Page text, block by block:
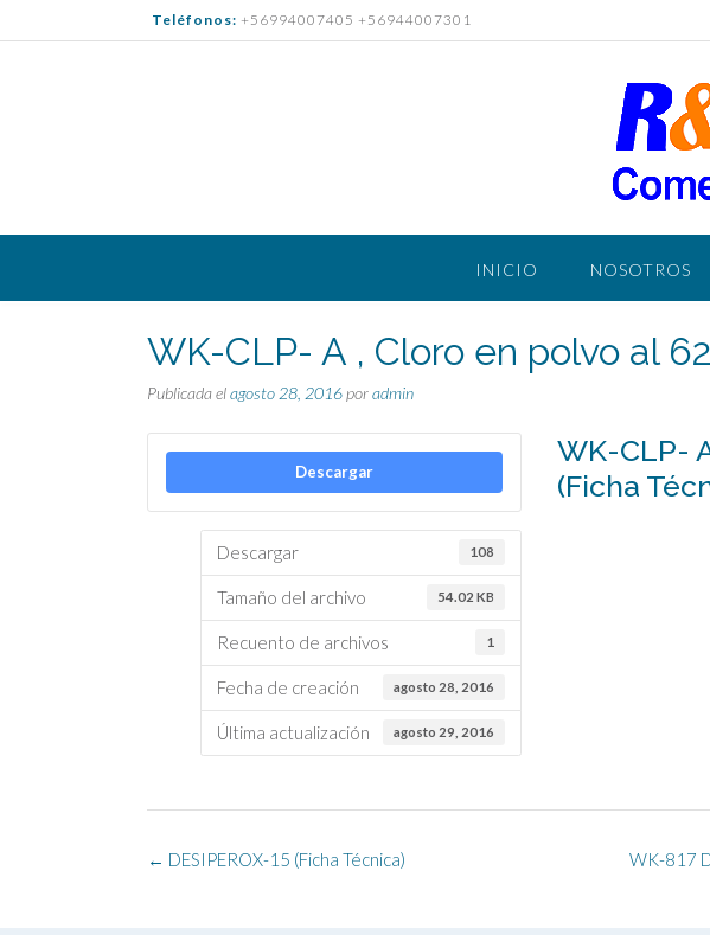
al
Teléfonos: +56994007405 +56944007301
INICIO NOSOTROS
WK-CLP- A , Cloro en polvo al
Publicada elagosto 28, 2016poradmin
Descargar
Descargar 108
Tamaño del archivo 54.02 KB
Recuento de archivos 1
Fecha de creación agosto 28, 2016
Última actualización agosto 29, 2016
WK-CLP-
(Ficha
Navegación
WK-817
← DESIPEROX-15 (Ficha Técnica)